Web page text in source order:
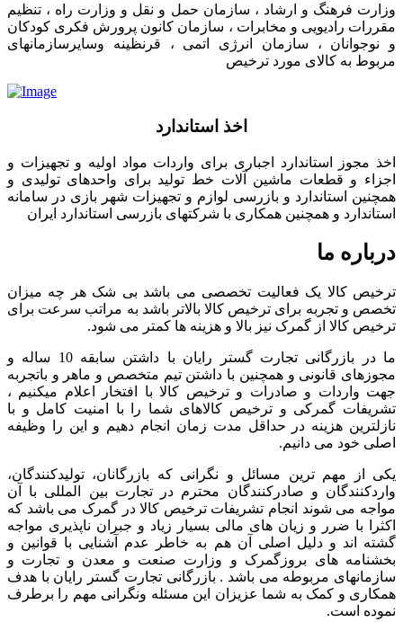
وزارت فرهنگ و ارشاد ، سازمان حمل و نقل و وزارت راه ، تنظیم
مقررات رادیویی و مخابرات ، سازمان کانون پرورش فکری کودکان
و نوجوانان ، سازمان انرژی اتمی ، قرنظینه وسایرسازمانهای
مربوط به کالای مورد ترخیص
اخذ استاندارد
اخذ مجوز استاندارد اجباری برای واردات مواد اولیه و تجهیزات و
اجزاء و قطعات ماشین آلات خط تولید برای واحدهای تولیدی و
همچنین استاندارد و بازرسی لوازم و تجهیزات شهر بازی در سامانه
استاندارد و همچنین همکاری با شرکتهای بازرسی استاندارد ایران
درباره ما
ترخیص کالا یک فعالیت تخصصی می باشد بی شک هر چه میزان
تخصص و تجربه برای ترخیص کالا بالاتر باشد به مراتب سرعت برای
ترخیص کالا از گمرک نیز بالا و هزینه ها کمتر می شود.
ما در بازرگانی تجارت گستر رایان با داشتن سابقه 10 ساله و
مجوزهای قانونی و همچنین با داشتن تیم متخصص و ماهر و باتجربه
جهت واردات و صادرات و ترخیص کالا با افتخار اعلام میکنیم ،
تشریفات گمرکی و ترخیص کالاهای شما را با امنیت کامل و با
نازلترین هزینه در حداقل مدت زمان انجام دهیم و این را وظیفه
اصلی خود می دانیم.
یکی از مهم ترین مسائل و نگرانی که بازرگانان، تولیدکنندگان،
واردکنندگان و صادرکنندگان محترم در تجارت بین المللی با آن
مواجه می شوند انجام تشریفات ترخیص کالا در گمرک می باشد که
اکثرا با ضرر و زیان های مالی بسیار زیاد و جبران ناپذیری مواجه
گشته اند و دلیل اصلی آن هم به خاطر عدم آشنایی با قوانین و
بخشنامه های بروزگمرک و وزارت صنعت و معدن و تجارت و
سازمانهای مربوطه می باشد . بازرگانی تجارت گستر رایان با هدف
همکاری و کمک به شما عزیزان این مسئله ونگرانی مهم را برطرف
نموده است.